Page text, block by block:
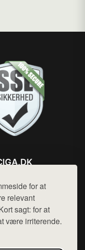
for at
relevant
sagt: for at
være irriterende.
hej@want.dk
og privatlivspolitik